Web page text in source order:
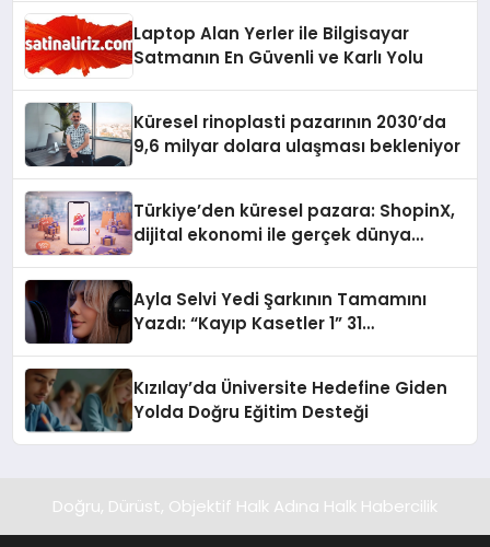
Laptop Alan Yerler ile Bilgisayar
Satmanın En Güvenli ve Karlı Yolu
Küresel rinoplasti pazarının 2030’da
9,6 milyar dolara ulaşması bekleniyor
Türkiye’den küresel pazara: ShopinX,
dijital ekonomi ile gerçek dünya
Ayla Selvi Yedi Şarkının Tamamını
Yazdı: “Kayıp Kasetler 1” 31
Kızılay’da Üniversite Hedefine Giden
Yolda Doğru Eğitim Desteği
Doğru, Dürüst, Objektif Halk Adına Halk Habercilik